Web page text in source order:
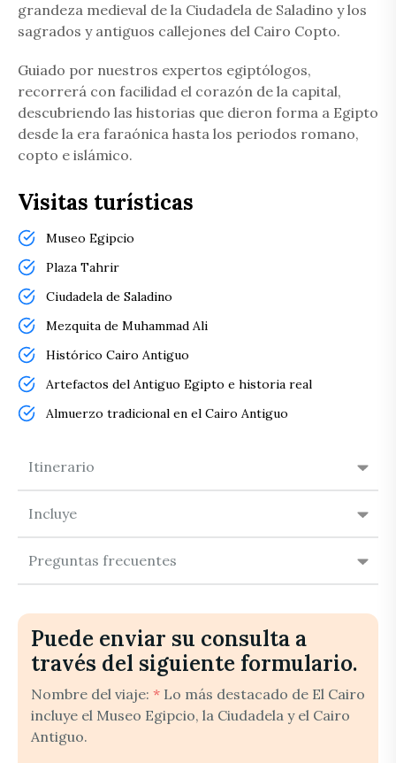
Itinerario
Incluye
Preguntas frecuentes
grandeza medieval de la Ciudadela de Saladino y los
sagrados y antiguos callejones del Cairo Copto.
Guiado por nuestros expertos egiptólogos,
recorrerá con facilidad el corazón de la capital,
descubriendo las historias que dieron forma a Egipto
desde la era faraónica hasta los periodos romano,
copto e islámico.
Visitas turísticas
Museo Egipcio
Plaza Tahrir
Ciudadela de Saladino
Mezquita de Muhammad Ali
Histórico Cairo Antiguo
Artefactos del Antiguo Egipto e historia real
Almuerzo tradicional en el Cairo Antiguo
Puede enviar su consulta a
través del siguiente formulario.
Nombre del viaje: * Lo más destacado de El Cairo
incluye el Museo Egipcio, la Ciudadela y el Cairo
Antiguo.